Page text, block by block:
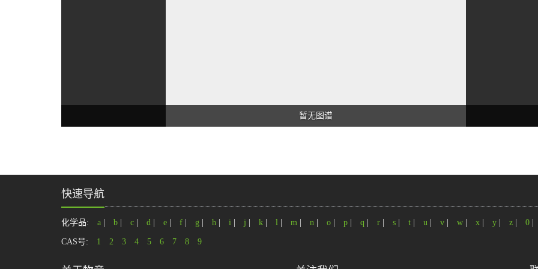
暂无图谱
快速导航
化学品: a b c d e f g h i j k l m n o p q r s t u v w x y z 0
CAS号: 1 2 3 4 5 6 7 8 9